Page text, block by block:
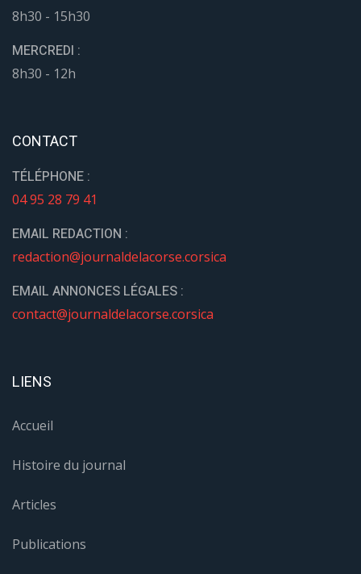
8h30 - 15h30
MERCREDI :
8h30 - 12h
CONTACT
TÉLÉPHONE :
04 95 28 79 41
EMAIL REDACTION :
redaction@journaldelacorse.corsica
EMAIL ANNONCES LÉGALES :
contact@journaldelacorse.corsica
LIENS
Accueil
Histoire du journal
Articles
Publications